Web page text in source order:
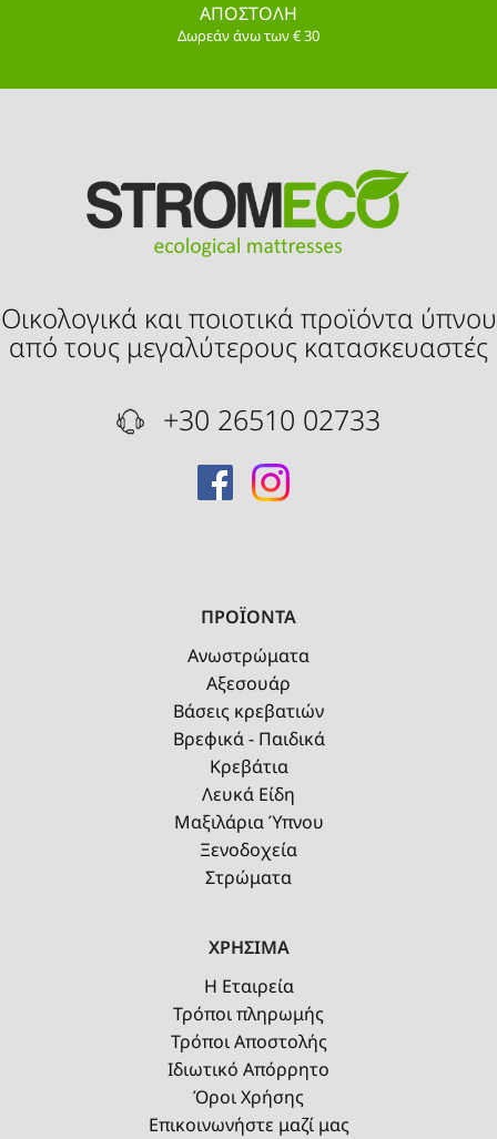
ΑΠΟΣΤΟΛΗ
Δωρεάν άνω των € 30
Οικολογικά και ποιοτικά προϊόντα ύπνου
από τους μεγαλύτερους κατασκευαστές
+30 26510 02733
ΠΡΟΪΟΝΤΑ
Ανωστρώματα
Αξεσουάρ
Βάσεις κρεβατιών
Βρεφικά - Παιδικά
Κρεβάτια
Λευκά Είδη
Μαξιλάρια Ύπνου
Ξενοδοχεία
Στρώματα
ΧΡΗΣΙΜΑ
Η Εταιρεία
Τρόποι πληρωμής
Τρόποι Αποστολής
Ιδιωτικό Απόρρητο
Όροι Χρήσης
Επικοινωνήστε μαζί μας